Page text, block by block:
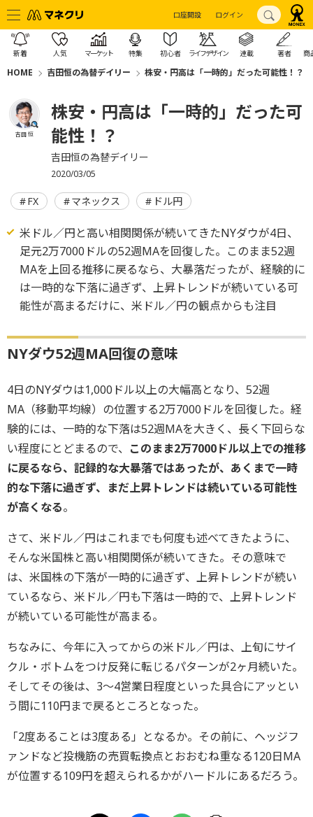
口座開設 ログイン
新着 人気 マーケット 特集 初心者 ライフデザイン 連載 著者 商
HOME 吉田恒の為替デイリー 株安・円高は「一時的」だった可能性！？
吉田 恒
株安・円高は「一時的」だった可
能性！？
吉田恒の為替デイリー
2020/03/05
FX マネックス ドル円
米ドル／円と高い相関関係が続いてきたNYダウが4日、
足元2万7000ドルの52週MAを回復した。このまま52週
MAを上回る推移に戻るなら、大暴落だったが、経験的に
は一時的な下落に過ぎず、上昇トレンドが続いている可
能性が高まるだけに、米ドル／円の観点からも注目
NYダウ52週MA回復の意味
4日のNYダウは1,000ドル以上の大幅高となり、52週
MA（移動平均線）の位置する2万7000ドルを回復した。経
験的には、一時的な下落は52週MAを大きく、長く下回らな
い程度にとどまるので、 このまま2万7000ドル以上での推移
に戻るなら、記録的な大暴落ではあったが、あくまで一時
的な下落に過ぎず、まだ上昇トレンドは続いている可能性
が高くなる。
さて、米ドル／円はこれまでも何度も述べてきたように、
そんな米国株と高い相関関係が続いてきた。その意味で
は、米国株の下落が一時的に過ぎず、上昇トレンドが続い
ているなら、米ドル／円も下落は一時的で、上昇トレンド
が続いている可能性が高まる。
ちなみに、今年に入ってからの米ドル／円は、上旬にサイ
クル・ボトムをつけ反発に転じるパターンが2ヶ月続いた。
そしてその後は、3～4営業日程度といった具合にアッとい
う間に110円まで戻るところとなった。
「2度あることは3度ある」となるか。その前に、ヘッジフ
ァンドなど投機筋の売買転換点とおおむね重なる120日MA
が位置する109円を超えられるかがハードルにあるだろう。